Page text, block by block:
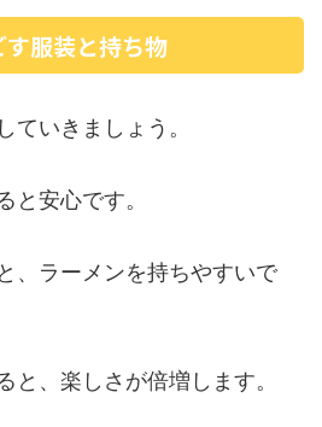
服装と持ち物
ていきましょう。
と安心です。
、ラーメンを持ちやすいで
と、楽しさが倍増します。